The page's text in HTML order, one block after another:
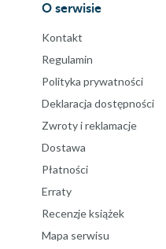
O serwisie
Kontakt
Regulamin
Polityka prywatności
Deklaracja dostępności
Zwroty i reklamacje
Dostawa
Płatności
Erraty
Recenzje książek
Mapa serwisu